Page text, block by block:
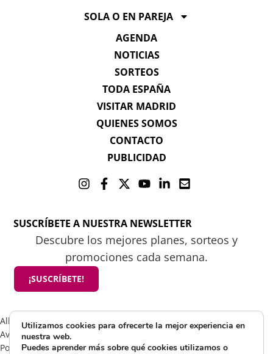
SOLA O EN PAREJA
AGENDA
NOTICIAS
SORTEOS
TODA ESPAÑA
VISITAR MADRID
QUIENES SOMOS
CONTACTO
PUBLICIDAD
SUSCRÍBETE A NUESTRA NEWSLETTER
Descubre los mejores planes, sorteos y
promociones cada semana.
¡SUSCRÍBETE!
All rights reserved 2025 ©Mamá tiene un plan
Aviso Legal
Política de Cookies
Utilizamos cookies para ofrecerte la mejor experiencia en
nuestra web.
Puedes aprender más sobre qué cookies utilizamos o